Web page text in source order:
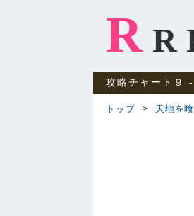
R
攻略チャート９
トップ 天地を